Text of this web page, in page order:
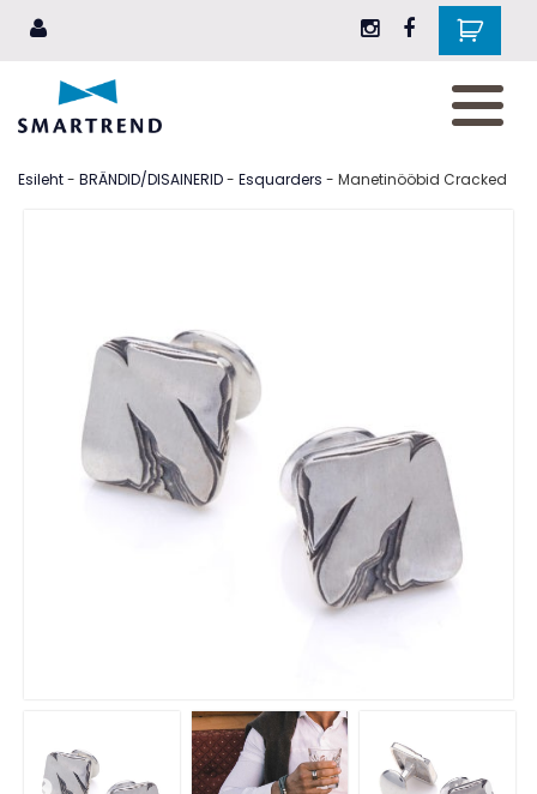
AKSESSUAARID
KINGITUSEKS
BRÄNDID
Esileht- BRÄNDID/DISAINERID- Esquarders - Manetinööbid Cracked